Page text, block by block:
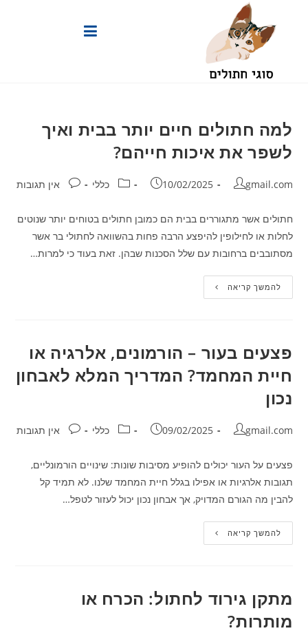
למה חתולים חיים יותר בבית ואיך
לשפר את איכות חייהם?
מחבר:
gmail.com פורסם:
10/02/2025 קטגוריה:
כללי תגובות:אין תגובות
חתולים אשר מתגוררים בבית הם כמובן חתולים בטוחים יותר שנוטים
לחלות או לחילופין להיפצע הרבה פחות בהשוואה לחתולי בר אשר
מסתובבים ברחובות עם שלל הסכנות שבהן. זאת בעוד כי למרות…
להמשך קריאהלמה
חתולים
את
איכות
חייהם?
פצעים בעור – הורמונים, אלרגיה או
חיית המחמד? המדריך המלא לאבחון
נכון
מחבר:
gmail.com פורסם:
09/02/2025 קטגוריה:
כללי תגובות:אין תגובות
פצעים על העור יכולים להופיע מסיבות שונות: שינויים הורמונליים,
תגובות אלרגיות או אפילו בגלל חיית המחמד שלנו. לא תמיד קל
להבין מה הגורם המדויק, אך אבחון נכון יכול לעזור לטפל…
להמשך קריאהפצעים
בעור
המחמד?
המדריך
המלא
מתקן גירוד לחתול: הכרח או
מותרות?